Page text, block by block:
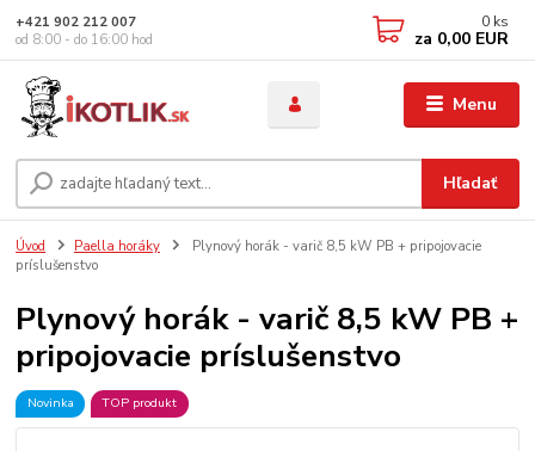
Menu
Hľadať
+421 902 212 007
od 8:00 - do 16:00 hod
0 ks
za 0,00 EUR
Úvod Paella horáky
Plynový horák - varič 8,5 kW PB + pripojovacie
príslušenstvo
Plynový horák - varič 8,5 kW PB +
pripojovacie príslušenstvo
Novinka TOP produkt